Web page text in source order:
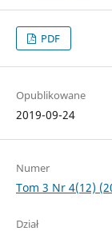
PDF
Opublikowane
2019-09-24
Numer
Tom 3 Nr 4(12)
Dział